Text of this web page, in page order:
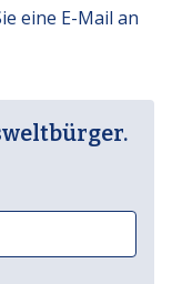
eine E-Mail an